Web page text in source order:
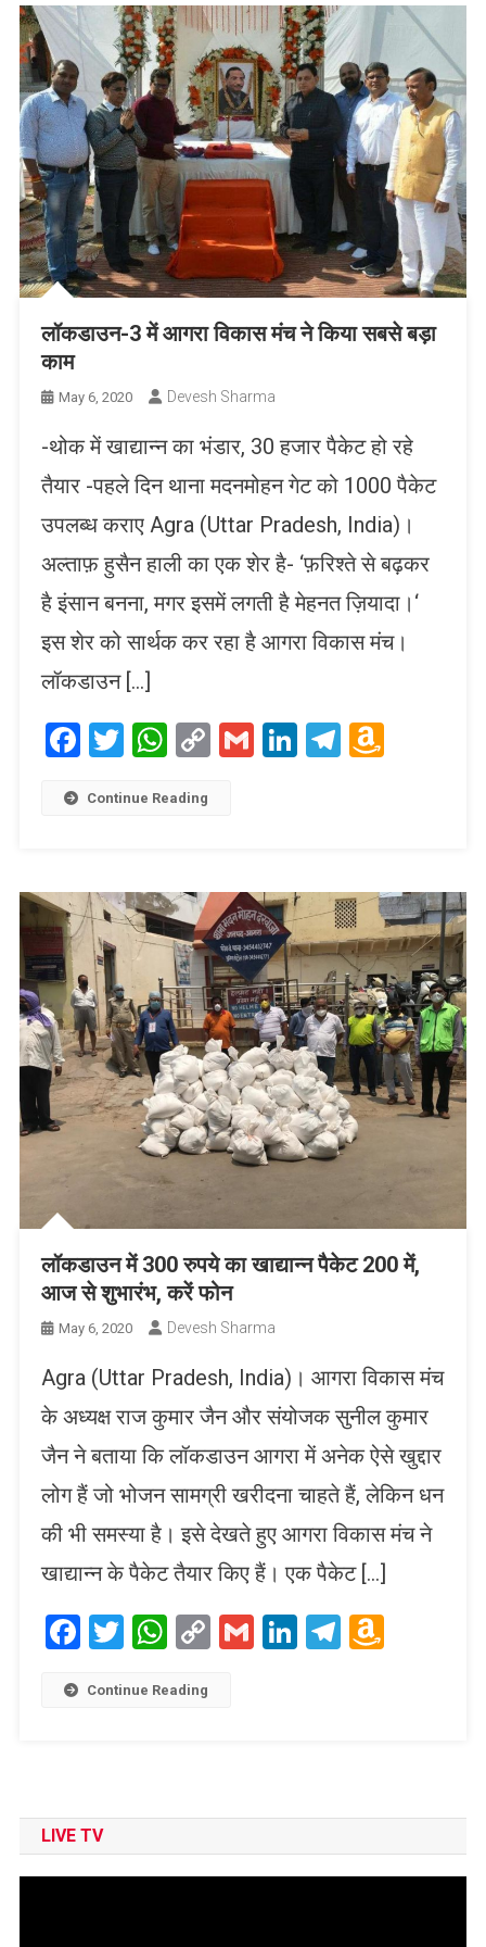
लॉकडाउन-3 में आगरा विकास मंच ने किया सबसे बड़ा
काम
May 6, 2020 Devesh Sharma
-थोक में खाद्यान्न का भंडार, 30 हजार पैकेट हो रहे
तैयार -पहले दिन थाना मदनमोहन गेट को 1000 पैकेट
उपलब्ध कराए Agra (Uttar Pradesh, India)।
अल्ताफ़ हुसैन हाली का एक शेर है- ‘फ़रिश्ते से बढ़कर
है इंसान बनना, मगर इसमें लगती है मेहनत ज़ियादा।‘
इस शेर को सार्थक कर रहा है आगरा विकास मंच।
लॉकडाउन […]
Facebook
TwitterWhatsApp
CopyGmailLinkedIn
Telegram
Continue Reading
लॉकडाउन में 300 रुपये का खाद्यान्न पैकेट 200 में,
आज से शुभारंभ, करें फोन
May 6, 2020 Devesh Sharma
Agra (Uttar Pradesh, India)। आगरा विकास मंच
के अध्यक्ष राज कुमार जैन और संयोजक सुनील कुमार
जैन ने बताया कि लॉकडाउन आगरा में अनेक ऐसे खुद्दार
लोग हैं जो भोजन सामग्री खरीदना चाहते हैं, लेकिन धन
की भी समस्या है। इसे देखते हुए आगरा विकास मंच ने
खाद्यान्न के पैकेट तैयार किए हैं। एक पैकेट […]
Facebook
Twitter
WhatsApp
CopyGmailLinkedIn
Telegram
Continue Reading
LIVE TV